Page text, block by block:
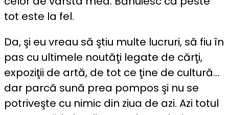
tot este la fel.
Da, şi eu vreau să ştiu multe lucruri, să fiu în
pas cu ultimele noutăţi legate de cărţi,
expoziţii de artă, de tot ce ţine de cultură…
dar parcă sună prea pompos şi nu se
potriveşte cu nimic din ziua de azi. Azi totul